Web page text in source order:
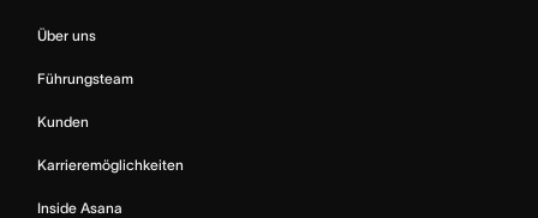
Über uns
Führungsteam
Kunden
Karrieremöglichkeiten
Inside Asana